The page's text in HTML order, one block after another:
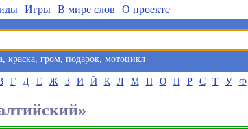
Игры В мире слов О проекте
, краска, гром, подарок, мотоцикл
Г Д Е Ж З И Й К Л М Н О П Р С Т У Ф